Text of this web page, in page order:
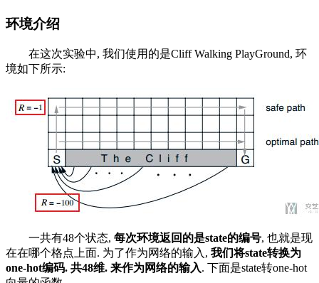
环境介绍
在这次实验中, 我们使用的是Cliff Walking PlayGround, 环
境如下所示:
一共有48个状态, 每次环境返回的是state的编号, 也就是现
在在哪个格点上面. 为了作为网络的输入, 我们将state转换为
one-hot编码. 共48维. 来作为网络的输入. 下面是state转one-hot